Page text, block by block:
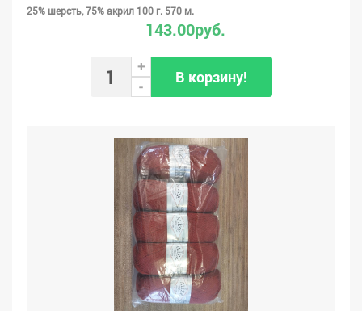
25% шерсть, 75% акрил 100 г. 570 м.
143.00руб.
+
-
В корзину!